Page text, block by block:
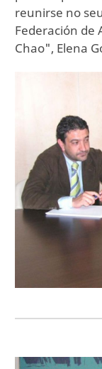
reunirse no
Federación de
Chao", Elena